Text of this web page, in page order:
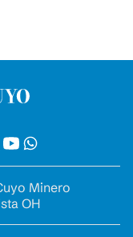
Minero
OH